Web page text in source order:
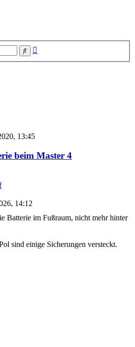
Suche
13:45
beim Master 4
14:12
Batterie im Fußraum, nicht mehr hinter
sind einige Sicherungen versteckt.